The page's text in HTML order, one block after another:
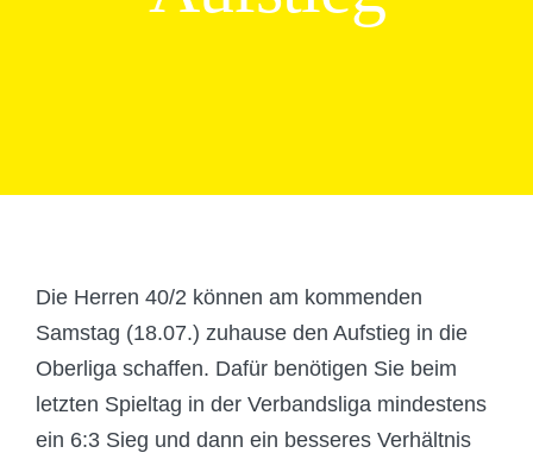
Die Herren 40/2 können am kommenden
Samstag (18.07.) zuhause den Aufstieg in die
Oberliga schaffen. Dafür benötigen Sie beim
letzten Spieltag in der Verbandsliga mindestens
ein 6:3 Sieg und dann ein besseres Verhältnis